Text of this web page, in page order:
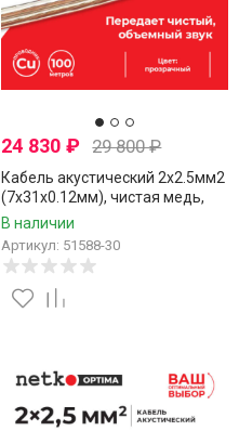
24 830₽ 29 800₽
Кабель акустический 2x2.5мм2
(7x31x0.12мм), чистая медь,
пластиковая катушка,
В наличии
Артикул: 51588-30